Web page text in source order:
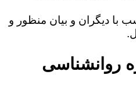
با دیگران و بیان منظور و
روانشناسی